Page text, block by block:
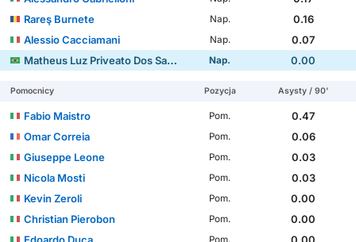
Rareş Burnete
Nap.
0.16
Alessio Cacciamani
Nap.
0.07
Matheus Luz Priveato Dos Santos
Nap. 0.00
Pomocnicy Pozycja Asysty / 90'
Fabio Maistro Pom.
0.47
Omar Correia
Pom.
0.06
Giuseppe Leone
Pom.
0.03
Nicola Mosti
Pom.
0.03
Kevin Zeroli
Pom.
0.00
Christian Pierobon
Pom.
0.00
Pom.